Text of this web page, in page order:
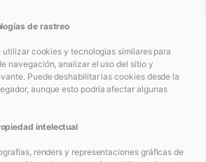
de rastreo
cookies y tecnologías similares para
navegación, analizar el uso del sitio y
Puede deshabilitar las cookies desde la
aunque esto podría afectar algunas
intelectual
renders y representaciones gráficas de